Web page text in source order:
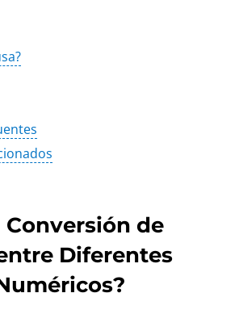
Conversión de
Diferentes